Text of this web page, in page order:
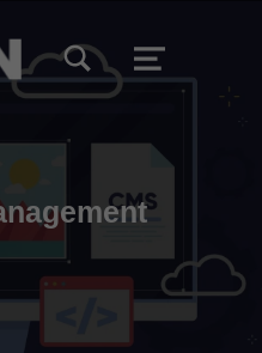
TOGGLE SEARCH FORM MODAL BOX
MENU